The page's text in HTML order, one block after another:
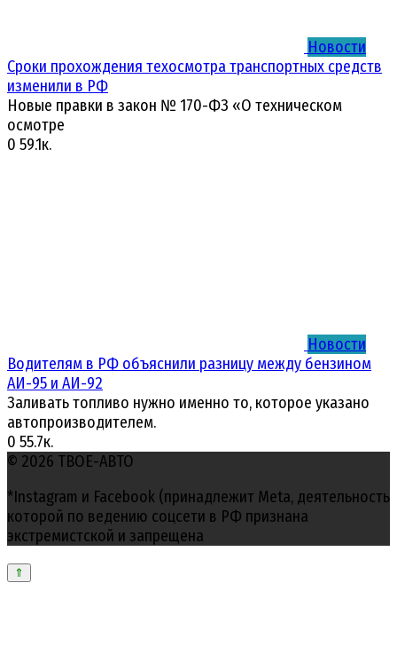
Новости
Сроки прохождения техосмотра транспортных средств
изменили в РФ
Новые правки в закон № 170-ФЗ «О техническом
осмотре
0 59.1к.
Новости
Водителям в РФ объяснили разницу между бензином
АИ-95 и АИ-92
Заливать топливо нужно именно то, которое указано
автопроизводителем.
0 55.7к.
© 2026 ТВОЕ-АВТО
*Instagram и Facebook (принадлежит Meta, деятельность
которой по ведению соцсети в РФ признана
экстремистской и запрещена